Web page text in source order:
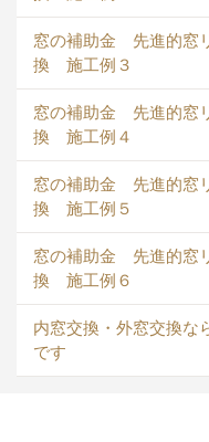
窓の補助金 先進的窓
換 施工例３
窓の補助金 先進的窓
換 施工例４
窓の補助金 先進的窓
換 施工例５
窓の補助金 先進的窓
換 施工例６
内窓交換・外窓交換な
です